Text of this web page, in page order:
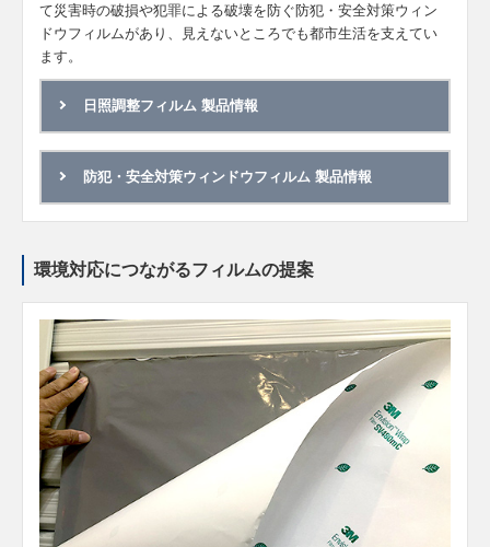
て災害時の破損や犯罪による破壊を防ぐ防犯・安全対策ウィン
ドウフィルムがあり、見えないところでも都市生活を支えてい
ます。
日照調整フィルム 製品情報
防犯・安全対策ウィンドウフィルム 製品情報
環境対応につながるフィルムの提案